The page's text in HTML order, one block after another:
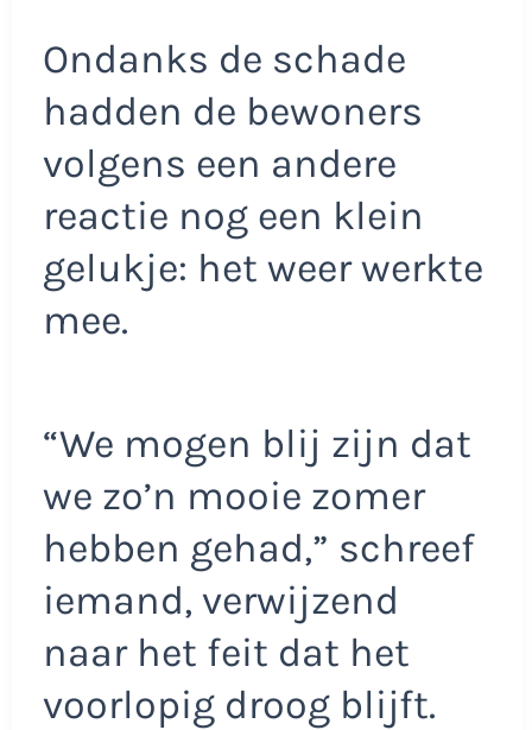
Ondanks de schade
hadden de bewoners
volgens een andere
reactie nog een klein
gelukje: het weer werkte
mee.
“We mogen blij zijn dat
we zo’n mooie zomer
hebben gehad,” schreef
iemand, verwijzend
naar het feit dat het
voorlopig droog blijft.